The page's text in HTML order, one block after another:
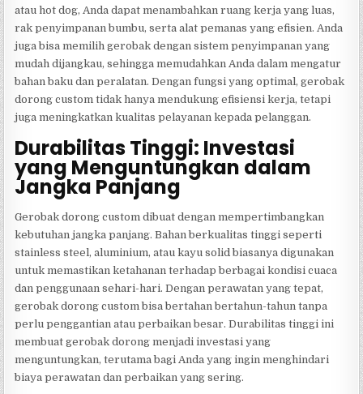
atau hot dog, Anda dapat menambahkan ruang kerja yang luas,
rak penyimpanan bumbu, serta alat pemanas yang efisien. Anda
juga bisa memilih gerobak dengan sistem penyimpanan yang
mudah dijangkau, sehingga memudahkan Anda dalam mengatur
bahan baku dan peralatan. Dengan fungsi yang optimal, gerobak
dorong custom tidak hanya mendukung efisiensi kerja, tetapi
juga meningkatkan kualitas pelayanan kepada pelanggan.
Durabilitas Tinggi: Investasi
yang Menguntungkan dalam
Jangka Panjang
Gerobak dorong custom dibuat dengan mempertimbangkan
kebutuhan jangka panjang. Bahan berkualitas tinggi seperti
stainless steel, aluminium, atau kayu solid biasanya digunakan
untuk memastikan ketahanan terhadap berbagai kondisi cuaca
dan penggunaan sehari-hari. Dengan perawatan yang tepat,
gerobak dorong custom bisa bertahan bertahun-tahun tanpa
perlu penggantian atau perbaikan besar. Durabilitas tinggi ini
membuat gerobak dorong menjadi investasi yang
menguntungkan, terutama bagi Anda yang ingin menghindari
biaya perawatan dan perbaikan yang sering.